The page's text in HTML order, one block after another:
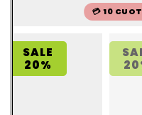
💳 10
SALE
20%